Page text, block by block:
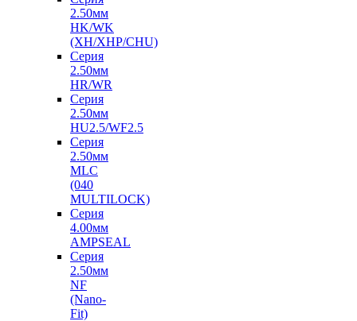
2.50мм
HK/WK
(XH/XHP/CHU)
Серия
2.50мм
HR/WR
Серия
2.50мм
HU2.5/WF2.5
Серия
2.50мм
MLC
(040
MULTILOCK)
Серия
4.00мм
AMPSEAL
Серия
2.50мм
NF
(Nano-
Fit)